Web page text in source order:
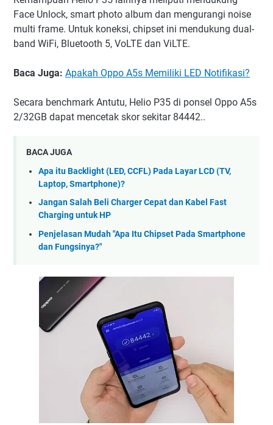
Face Unlock, smart photo album dan mengurangi noise
multi frame. Untuk koneksi, chipset ini mendukung dual-
band WiFi, Bluetooth 5, VoLTE dan ViLTE.
Baca Juga: Apakah Oppo A5s Memiliki LED Notifikasi?
Secara benchmark Antutu, Helio P35 di ponsel Oppo A5s
2/32GB dapat mencetak skor sekitar 84442..
BACA JUGA
Apa itu Backlight (LED, CCFL) Pada Layar LCD (TV,
Laptop, Smartphone)?
Jangan Salah Beli Charger Cepat dan Kabel Fast
Charging untuk HP
Penjelasan Mudah "Apa Itu Chipset Pada Smartphone
dan Fungsinya?"